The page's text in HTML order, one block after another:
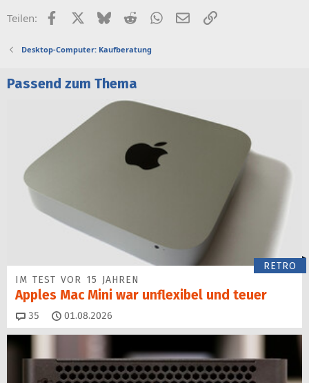
Teilen: FacebookX (Twitter)
BlueskyRedditWhatsApp
E-MailLink
Desktop-Computer: Kaufberatung
Passend zum Thema
RETRO
IM TEST VOR 15 JAHREN
Apples Mac Mini war unflexibel und teuer
35 Kommentare
01.08.2026